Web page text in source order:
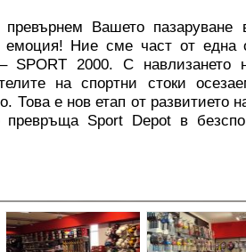
Вашето пазаруване
емоция! Ние сме част от една
SPORT 2000. С навлизането
на спортни стоки
Това е нов етап от развитието
превръща Sport Depot в